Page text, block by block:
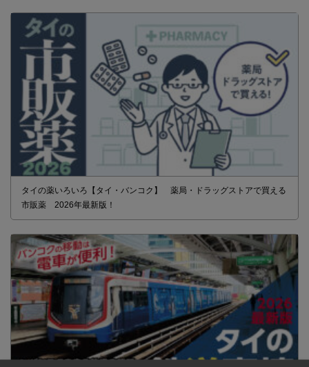
タイの薬いろいろ【タイ・バンコク】 薬局・ドラッグストアで買える
市販薬 2026年最新版！